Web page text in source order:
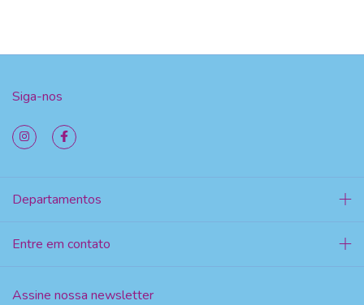
Siga-nos
Departamentos
Entre em contato
Assine nossa newsletter